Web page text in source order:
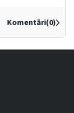
Komentāri(0)